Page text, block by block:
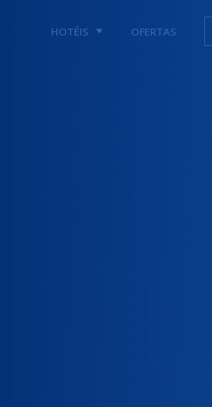
HOTÉIS OFERTAS